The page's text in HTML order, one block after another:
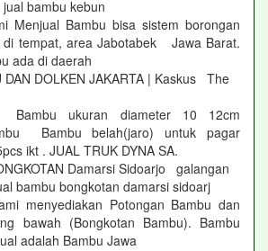
bambu kebun
Bambu bisa sistem borongan
di tempat, area Jabotabek Jawa Barat.
ada di daerah
DAN DOLKEN JAKARTA | Kaskus The
ukuran diameter 10 12cm
Bambu belah(jaro) untuk pagar
ikt . JUAL TRUK DYNA SA.
Damarsi Sidoarjo galangan
bambu bongkotan damarsi sidoarj
menyediakan Potongan Bambu dan
bawah (Bongkotan Bambu). Bambu
adalah Bambu Jawa